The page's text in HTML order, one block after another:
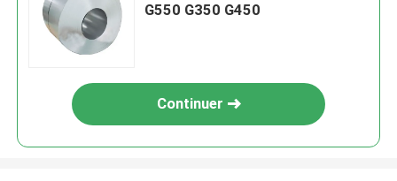
G550 G350 G450
Continuer